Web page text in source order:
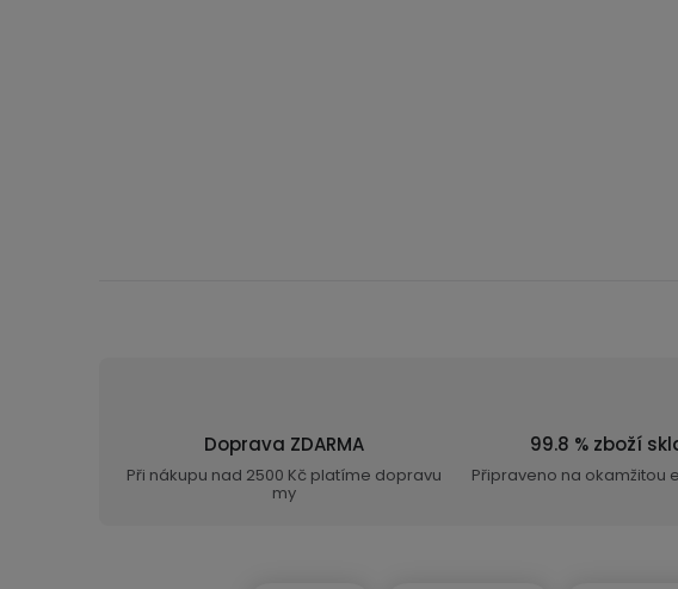
Doprava ZDARMA
Při nákupu nad 2500 Kč platíme dopravu
my
99.8 % zboží
Připraveno na okamžitou